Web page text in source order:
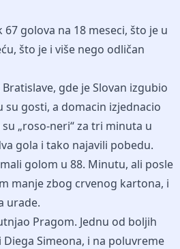
golova na 18 meseci, što je u
što je i više nego odličan
gde je Slovan izgubio
su gosti, a domacin izjednacio
„roso-neri“ za tri minuta u
gola i tako najavili pobedu.
golom u 88. Minutu, ali posle
manje zbog crvenog kartona, i
urade.
Pragom. Jednu od boljih
Simeona, i na poluvreme